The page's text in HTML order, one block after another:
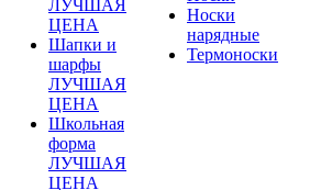
ЛУЧШАЯ
ЦЕНА
Шапки и
шарфы
ЛУЧШАЯ
ЦЕНА
Школьная
форма
ЛУЧШАЯ
ЦЕНА
Носки
нарядные
Термоноски